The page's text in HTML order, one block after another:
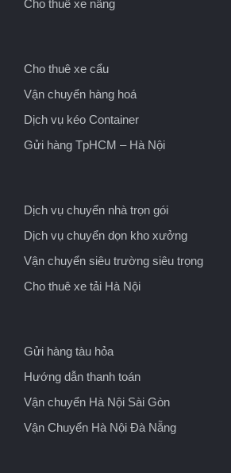
Cho thuê xe nâng
Cho thuê xe cẩu
Vận chuyển hàng hoá
Dịch vụ kéo Container
Gửi hàng TpHCM – Hà Nội
Dịch vụ chuyển nhà trọn gói
Dịch vụ chuyển dọn kho xưởng
Vận chuyển siêu trường siêu trọng
Cho thuê xe tải Hà Nội
Gửi hàng tàu hỏa
Hướng dẫn thanh toán
Vận chuyển Hà Nội Sài Gòn
Vận Chuyển Hà Nội Đà Nẵng